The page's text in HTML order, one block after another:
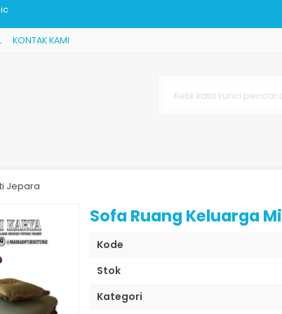
KONTAK KAMI
Jepara
Sofa Ruang Keluarga
Kode
Stok
Kategori